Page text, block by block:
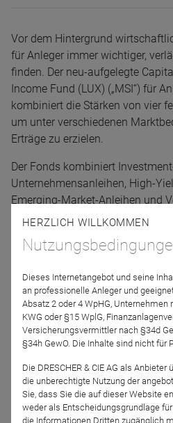
Vor dem Hintergrund
für Anleger immer wichtiger,
finden. Der neu-aufgelegte
Income Fund (LUX) („MSI“) für
kombiniert die Stärken von vier
um unter verschiedenen
Erträge zu erzielen.
Der Fonds kombiniert
Unternehmensanleihen, High-
Emerging-Market-Anleihen und
einzigen Portfolio und ist so
Groups sektorübergreifenden
neuer Anleihenfonds, mit seiner
hochwertigen und
aktuellen Marktumfeld
Referenten
HERZLICH WILLKOMMEN
Dieses Internetangebot und seine
an professionelle Anleger und
Absatz 2 oder 4 WpHG,
KWG oder §15 WplG,
Versicherungsvermittler nach §34d
§34h GewO. Die Inhalte sind nicht für
Die DRESCHER & CIE AG als
die unberechtigte Nutzung der
Sie, dass Sie die auf dieser Website
weder als Entscheidungsgrundlage
die Informationen Dritten zugänglich